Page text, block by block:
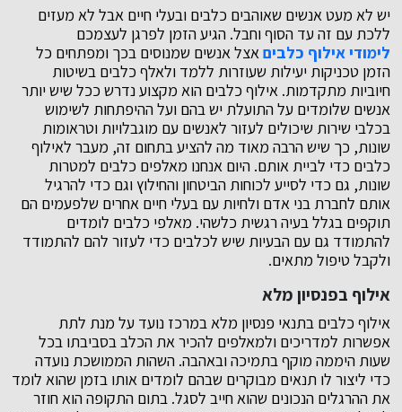
יש לא מעט אנשים שאוהבים כלבים ובעלי חיים אבל לא מעזים
ללכת עם זה עד הסוף וחבל. הגיע הזמן לפרגן לעצמכם
לימודי אילוף כלביםאצל אנשים שמנוסים בכך ומפתחים כל
הזמן טכניקות יעילות שעוזרות ללמד ולאלף כלבים בשיטות
חיוביות מתקדמות. אילוף כלבים הוא מקצוע נדרש ככל שיש יותר
אנשים שלומדים על התועלת יש בהם ועל ההיפתחות לשימוש
בכלבי שירות שיכולים לעזור לאנשים עם מוגבלויות וטראומות
שונות, כך שיש הרבה מאוד מה להציע בתחום זה, מעבר לאילוף
כלבים כדי לביית אותם. היום אנחנו מאלפים כלבים למטרות
שונות, גם כדי לסייע לכוחות הביטחון והחילוץ וגם כדי להרגיל
אותם לחברת בני אדם ולחיות עם בעלי חיים אחרים שלפעמים הם
תוקפים בגלל בעיה רגשית כלשהי. מאלפי כלבים לומדים
להתמודד גם עם הבעיות שיש לכלבים כדי לעזור להם להתמודד
ולקבל טיפול מתאים.
אילוף בפנסיון מלא
אילוף כלבים בתנאי פנסיון מלא במרכז נועד על מנת לתת
אפשרות למדריכים ולמאלפים להכיר את הכלב בסביבתו בכל
שעות היממה מוקף בתמיכה ובאהבה. השהות הממושכת נועדה
כדי ליצור לו תנאים מבוקרים שבהם לומדים אותו בזמן שהוא לומד
את ההרגלים הנכונים שהוא חייב לסגל. בתום התקופה הוא חוזר